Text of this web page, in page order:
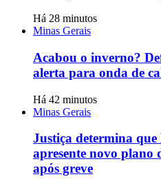
Há 28 minutos
Minas Gerais
Acabou o inverno?
alerta para onda de
Há 42 minutos
Minas Gerais
Justiça determina
apresente novo plano
após greve